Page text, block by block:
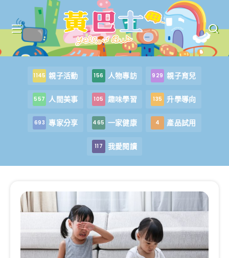
1145 親子活動 156 人物專訪 929 親子育兒
557 人間美事 105 趣味學習 135 升學導向
693 專家分享 465 一家健康 4 產品試用
117 我愛閱讀